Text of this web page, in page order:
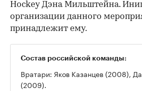
Hockey Дэна Мильштейна.
организации данного
принадлежит ему.
Состав российской команды:
Вратари: Яков Казанцев (2008),
(2009).